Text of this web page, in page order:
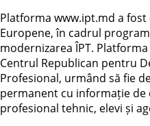
Platforma www.ipt.md a
Europene, în cadrul
modernizarea ÎPT.
Centrul Republican pentru
Profesional, urmând să fie
permanent cu informație
profesional tehnic, elevi și